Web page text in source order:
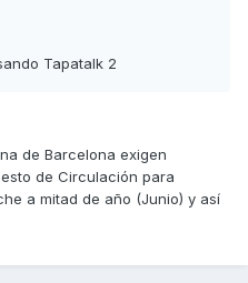
Tapatalk 2
de Barcelona exigen
de Circulación para
a mitad de año (Junio) y así